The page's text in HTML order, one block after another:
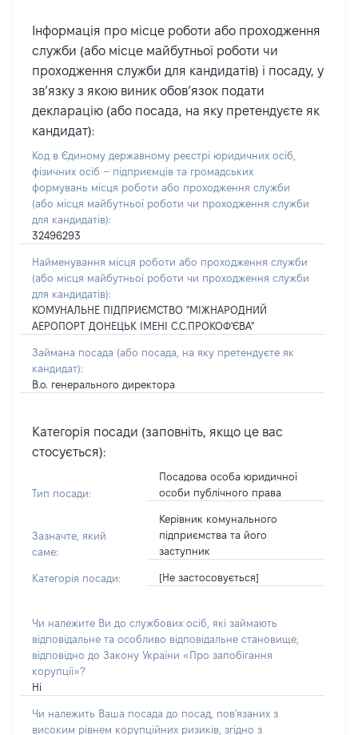
Інформація про місце роботи або проходження
служби (або місце майбутньої роботи чи
проходження служби для кандидатів) і посаду, у
зв’язку з якою виник обов’язок подати
декларацію (або посада, на яку претендуєте як
кандидат):
Код в Єдиному державному реєстрі юридичних осіб,
фізичних осіб – підприємців та громадських
формувань місця роботи або проходження служби
(або місця майбутньої роботи чи проходження служби
для кандидатів):
32496293
Найменування місця роботи або проходження служби
(або місця майбутньої роботи чи проходження служби
для кандидатів):
КОМУНАЛЬНЕ ПІДПРИЄМСТВО "МІЖНАРОДНИЙ
АЕРОПОРТ ДОНЕЦЬК ІМЕНІ С.С.ПРОКОФ'ЄВА"
Займана посада (або посада, на яку претендуєте як
кандидат):
В.о. генерального директора
Категорія посади (заповніть, якщо це вас
стосується):
Тип посади:
Посадова особа юридичної
особи публічного права
Зазначте, який
саме:
Керівник комунального
підприємства та його
заступник
Категорія посади: [Не застосовується]
Чи належите Ви до службових осіб, які займають
відповідальне та особливо відповідальне становище,
відповідно до Закону України «Про запобігання
корупції»?
Ні
Чи належить Ваша посада до посад, пов'язаних з
високим рівнем корупційних ризиків, згідно з